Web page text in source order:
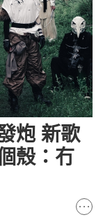
炮 新歌
殼：冇